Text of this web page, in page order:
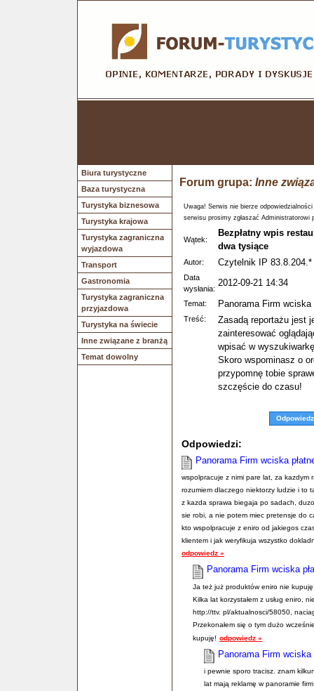
Biura turystyczne
Baza turystyczna
Turystyka biznesowa
Turystyka krajowa
Turystyka zagraniczna
wyjazdowa
Transport
Gastronomia
Turystyka zagraniczna
przyjazdowa
Turystyka na świecie
Inne związane z branżą
Temat dowolny
Forum grupa: Inne
Uwaga! Serwis nie bierze
serwisu prosimy zgłaszać Administratorowi
Wątek:
Bezpłatny wpis
dwa tysiące
Autor: Czytelnik IP 83.8.204.*
Data
wysłania:
2012-09-21 14:34
Temat: Panorama Firm wciska
Treść:
Zasadą reportażu jest
zainteresować
wpisać w
Skoro wspominasz o
przypomnę tobie
szczęście do czasu!
Odpowiedz
Odpowiedzi:
Panorama Firm wciska
wspolpracuje z nimi pare lat, za kazdym
rozumiem dlaczego niektorzy ludzie i to
z kazda sprawa biegaja po sadach,
sie robi, a nie potem miec pretensje do
kto wspolpracuje z eniro od jakiegos
klientem i jak weryfikuja wszystko
odpowiedz »
Panorama Firm wciska
Ja też już produktów eniro nie
Kilka lat korzystałem z usług eniro,
http://ttv. pl/aktualnosci/58050,
Przekonałem się o tym dużo
kupuję! odpowiedz »
Panorama Firm wciska
i pewnie sporo tracisz. znam
lat mają reklamę w panoramie